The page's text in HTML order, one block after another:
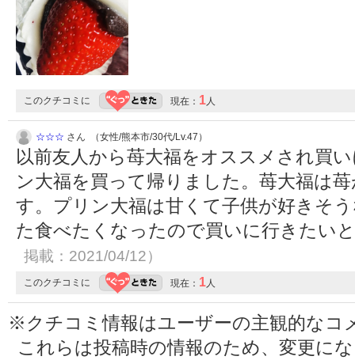
このクチコミに 現在： 1人
☆☆☆ さん （女性/熊本市/30代/Lv.47）
以前友人から苺大福をオススメされ買
ン大福を買って帰りました。苺大福は
す。プリン大福は甘くて子供が好きそ
た食べたくなったので買いに行きたい
掲載：2021/04/12）
このクチコミに 現在： 1人
※クチコミ情報はユーザーの主観的なコ
これらは投稿時の情報のため、変更に